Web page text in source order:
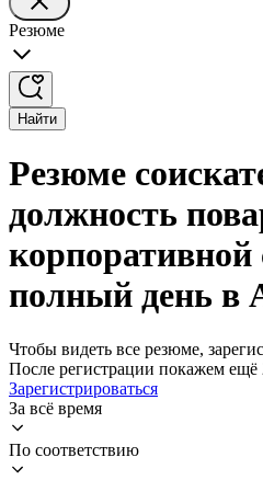
Резюме
Найти
Резюме
должность
корпоративной
полный день в
Чтобы видеть все резюме,
После регистрации покажем ещё
Зарегистрироваться
За всё время
По соответствию